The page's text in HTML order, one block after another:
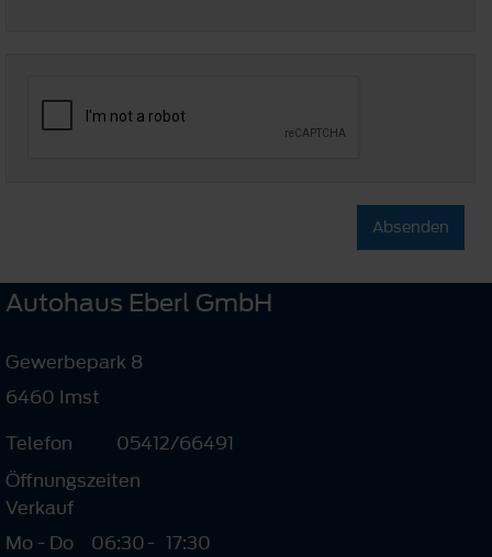
Absenden
Autohaus Eberl GmbH
Gewerbepark 8
6460 Imst
Telefon
05412/66491
Öffnungszeiten
Verkauf
Mo - Do
06:30- 17:30